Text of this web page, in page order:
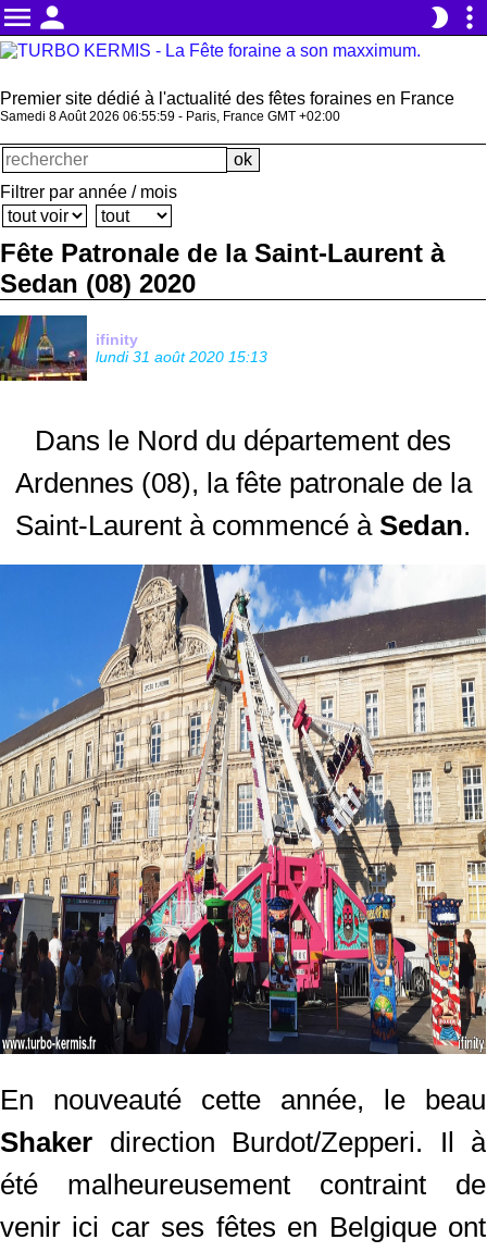
menu person brightness_2 more_vert
Premier site dédié à l'actualité des fêtes foraines en France
Samedi 8 Août 2026 06:55:59 - Paris, France GMT +02:00
Filtrer par année / mois
Fête Patronale de la Saint-Laurent à
Sedan (08) 2020
ifinity
lundi 31 août 2020 15:13
Dans le Nord du département des
Ardennes (08), la fête patronale de la
Saint-Laurent à commencé à Sedan.
En nouveauté cette année, le beau
Shaker direction Burdot/Zepperi. Il à
été malheureusement contraint de
venir ici car ses fêtes en Belgique ont